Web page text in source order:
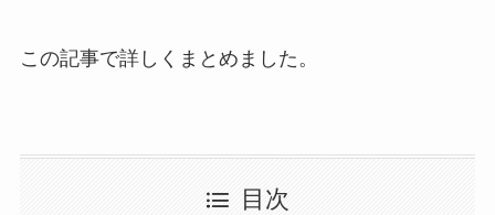
この記事で詳しくまとめました。
目次